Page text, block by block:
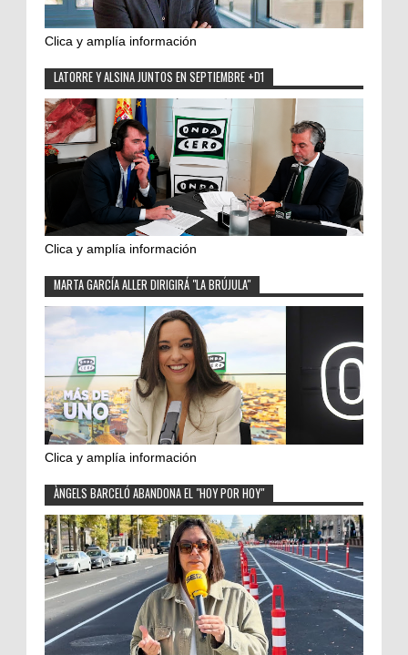
Clica y amplía información
LATORRE Y ALSINA JUNTOS EN SEPTIEMBRE +D1
Clica y amplía información
MARTA GARCÍA ALLER DIRIGIRÁ "LA BRÚJULA"
Clica y amplía información
ÀNGELS BARCELÓ ABANDONA EL "HOY POR HOY"